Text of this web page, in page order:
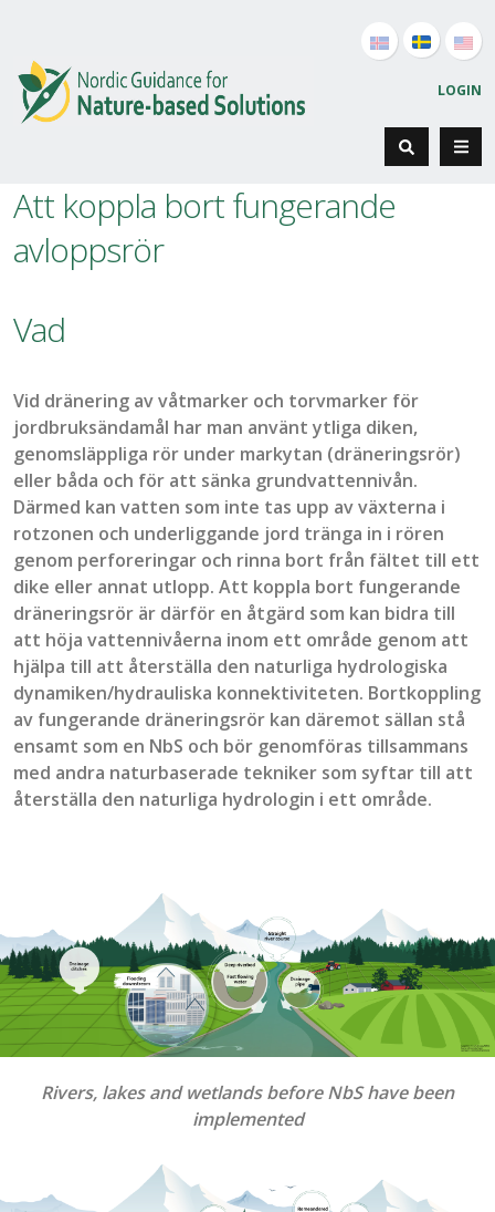
LOGIN
Att koppla bort fungerande
avloppsrör
Vad
Vid dränering av våtmarker och torvmarker för
jordbruksändamål har man använt ytliga diken,
genomsläppliga rör under markytan (dräneringsrör)
eller båda och för att sänka grundvattennivån.
Därmed kan vatten som inte tas upp av växterna i
rotzonen och underliggande jord tränga in i rören
genom perforeringar och rinna bort från fältet till ett
dike eller annat utlopp. Att koppla bort fungerande
dräneringsrör är därför en åtgärd som kan bidra till
att höja vattennivåerna inom ett område genom att
hjälpa till att återställa den naturliga hydrologiska
dynamiken/hydrauliska konnektiviteten. Bortkoppling
av fungerande dräneringsrör kan däremot sällan stå
ensamt som en NbS och bör genomföras tillsammans
med andra naturbaserade tekniker som syftar till att
återställa den naturliga hydrologin i ett område.
Rivers, lakes and wetlands before NbS have been
implemented